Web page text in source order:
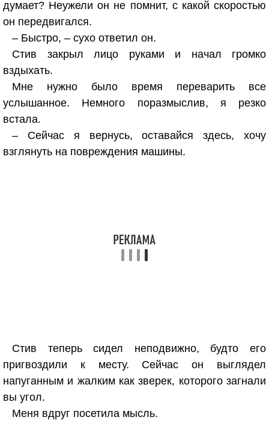
думает? Неужели он не помнит, с какой скоростью
он передвигался.
– Быстро, – сухо ответил он.
Стив закрыл лицо руками и начал громко
вздыхать.
Мне нужно было время переварить все
услышанное. Немного поразмыслив, я резко
встала.
– Сейчас я вернусь, оставайся здесь, хочу
взглянуть на повреждения машины.
Стив теперь сидел неподвижно, будто его
пригвоздили к месту. Сейчас он выглядел
напуганным и жалким как зверек, которого загнали
вы угол.
Меня вдруг посетила мысль.